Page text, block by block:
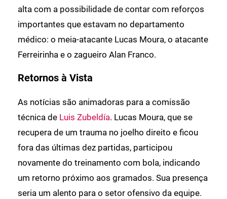
alta com a possibilidade de contar com reforços
importantes que estavam no departamento
médico: o meia-atacante Lucas Moura, o atacante
Ferreirinha e o zagueiro Alan Franco.
Retornos à Vista
As notícias são animadoras para a comissão
técnica de Luis Zubeldía. Lucas Moura, que se
recupera de um trauma no joelho direito e ficou
fora das últimas dez partidas, participou
novamente do treinamento com bola, indicando
um retorno próximo aos gramados. Sua presença
seria um alento para o setor ofensivo da equipe.